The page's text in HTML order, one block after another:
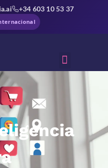
+34 603 10 53 37